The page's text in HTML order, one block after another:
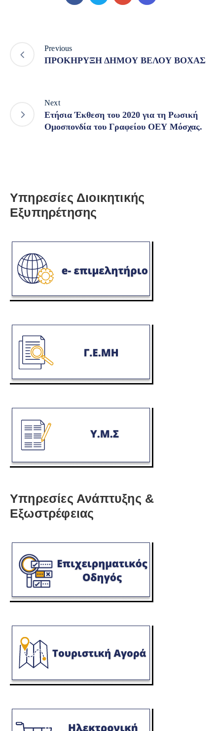
Previous
ΠΡΟΚΗΡΥΞΗ ΔΗΜΟΥ ΒΕΛΟΥ ΒΟΧΑΣ
Next
Ετήσια Έκθεση του 2020 για τη Ρωσική
Ομοσπονδία του Γραφείου ΟΕΥ Μόσχας.
Υπηρεσίες Διοικητικής
Εξυπηρέτησης
Υπηρεσίες Ανάπτυξης &
Εξωστρέφειας